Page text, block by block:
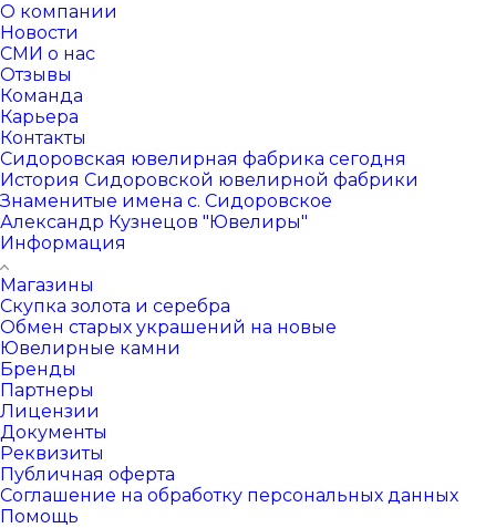
О компании
Новости
СМИ о нас
Отзывы
Команда
Карьера
Контакты
Сидоровская ювелирная фабрика сегодня
История Сидоровской ювелирной фабрики
Знаменитые имена с. Сидоровское
Александр Кузнецов "Ювелиры"
Информация
Магазины
Скупка золота и серебра
Обмен старых украшений на новые
Ювелирные камни
Бренды
Партнеры
Лицензии
Документы
Реквизиты
Публичная оферта
Соглашение на обработку персональных данных
Помощь